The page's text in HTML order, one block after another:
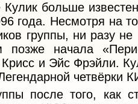
больше
года. Несмотря на
группы, ни разу
позже начала
и Эйс Фрэйли.
четвёрки
после того, как